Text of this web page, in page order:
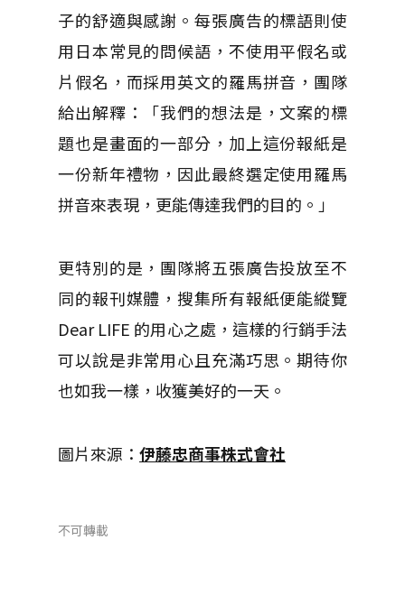
子的舒適與感謝。每張廣告的標語則使
用日本常見的問候語，不使用平假名或
片假名，而採用英文的羅馬拼音，團隊
給出解釋：「我們的想法是，文案的標
題也是畫面的一部分，加上這份報紙是
一份新年禮物，因此最終選定使用羅馬
拼音來表現，更能傳達我們的目的。」
更特別的是，團隊將五張廣告投放至不
同的報刊媒體，搜集所有報紙便能縱覽
Dear LIFE 的用心之處，這樣的行銷手法
可以說是非常用心且充滿巧思。期待你
也如我一樣，收獲美好的一天。
圖片來源： 伊藤忠商事株式會社
不可轉載